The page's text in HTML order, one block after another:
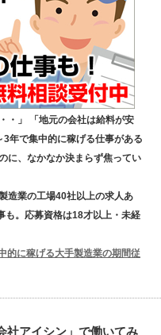
・」 「地元の会社は給料が安
年で集中的に稼げる仕事がある
に、なかなか決まらず焦ってい
造業の工場40社以上の求人あ
も。応募資格は18才以上・未経
的に稼げる大手製造業の期間従
社アイシン」で働いてみ